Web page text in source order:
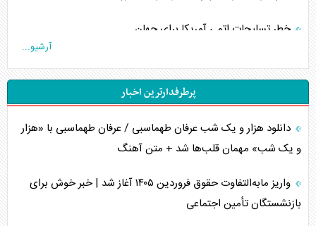
خطر تسلیحات اتمی آمریکا برای جهان
جاده ابریشم فضایی/ نفوذ راهبردی و فرازمینی چین
انصارالله و تثبیت معادله «محاصره برابر محاصره»
مصالحه نافرجام سعودی – اماراتی
آرشیو...
پرطرفدارترین اخبار
دانلود هزار و یک شب عرفان طهماسبی / عرفان طهماسبی با «هزار
و یک شب» مهمان قلب‌ها شد + متن آهنگ
واریز مابه‌التفاوت حقوق فروردین ۱۴۰۵ آغاز شد | خبر خوش برای
بازنشستگان تأمین اجتماعی